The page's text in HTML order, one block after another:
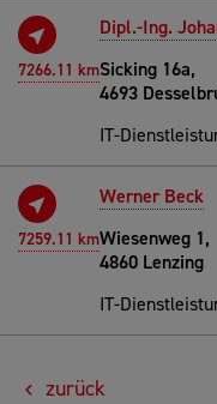
7266.11 km
Dipl.-Ing.
Sicking 16a,
4693
IT-
7259.11 km
Werner Beck
Wiesenweg 1,
4860 Lenzing
IT-
zurück